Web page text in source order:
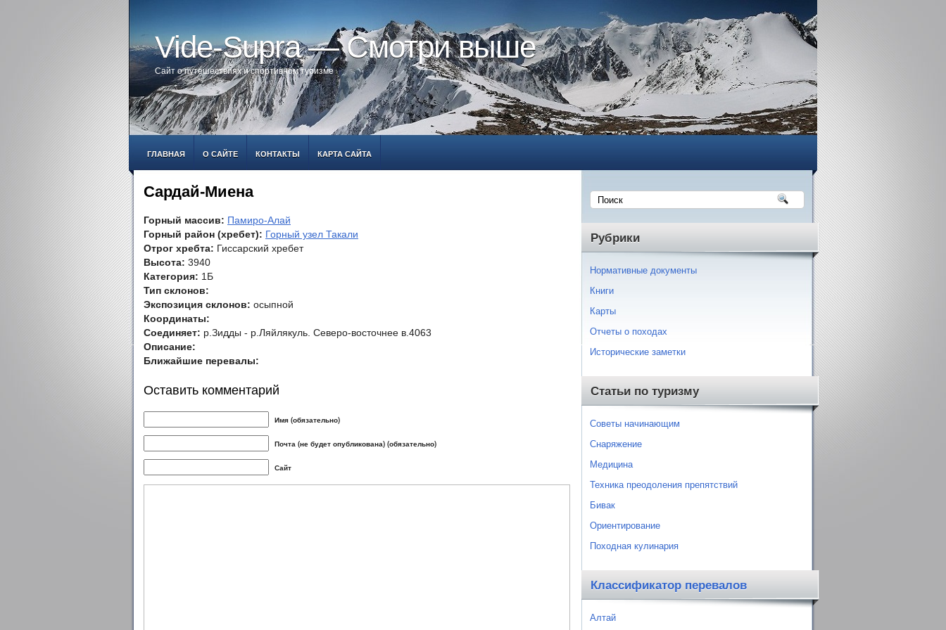
Vide-Supra — Смотри выше
Сайт о путешествиях и спортивном туризме
ГЛАВНАЯ О САЙТЕ КОНТАКТЫ КАРТА САЙТА
Сардай-Миена
Горный массив: Памиро-Алай
Горный район (хребет): Горный узел Такали
Отрог хребта: Гиссарский хребет
Высота: 3940
Категория: 1Б
Тип склонов:
Экспозиция склонов: осыпной
Координаты:
Соединяет: р.Зидды - р.Ляйлякуль. Северо-восточнее в.4063
Описание:
Ближайшие перевалы:
Оставить комментарий
Имя (обязательно)
Почта (не будет опубликована) (обязательно)
Сайт
Рубрики
Нормативные документы
Книги
Карты
Отчеты о походах
Исторические заметки
Статьи по туризму
Советы начинающим
Снаряжение
Медицина
Техника преодоления препятствий
Бивак
Ориентирование
Походная кулинария
Классификатор перевалов
Алтай